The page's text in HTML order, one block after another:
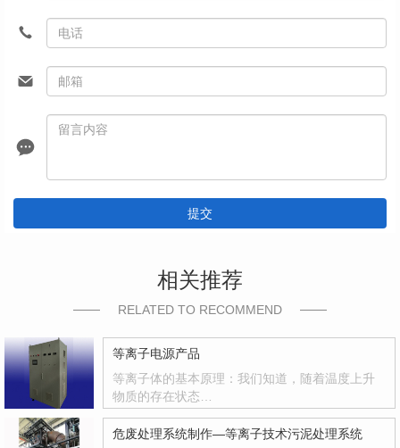
提交
相关推荐
RELATED TO RECOMMEND
等离子电源产品
等离子体的基本原理：我们知道，随着温度上升
物质的存在状态…
危废处理系统制作—等离子技术污泥处理系统